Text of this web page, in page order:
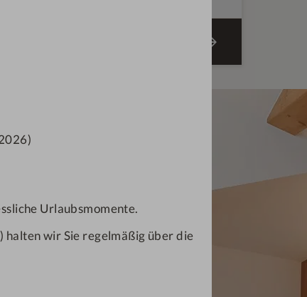
Urlaubsmomente.
wir Sie regelmäßig über die